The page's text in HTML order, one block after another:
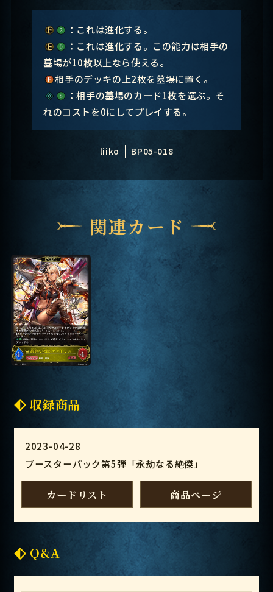
：これは進化する。
：これは進化する。この能力は相手の
墓場が10枚以上なら使える。
相手のデッキの上2枚を墓場に置く。
：相手の墓場のカード1枚を選ぶ。そ
れのコストを0にしてプレイする。
liiko BP05-018
関連カード
収録商品
2023-04-28
ブースターパック第5弾「永劫なる絶傑」
カードリスト 商品ページ
Q&A